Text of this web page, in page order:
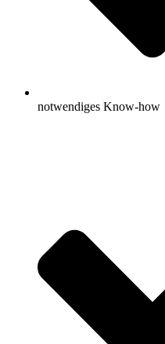
notwendiges Know-how